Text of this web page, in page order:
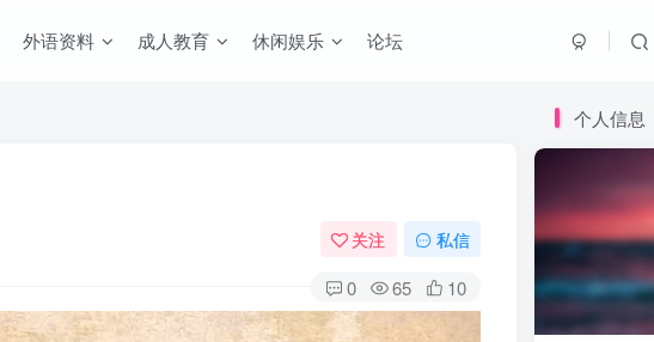
外语资料 成人教育 休闲娱乐 论坛
关注 私信
0 65 10
个人信息